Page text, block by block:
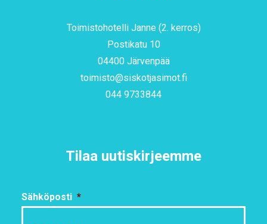
Toimistohotelli Janne (2. kerros)
Postikatu 10
04400 Järvenpää
toimisto@siskotjasimot.fi
044 9733844
Tilaa uutiskirjeemme
Sähköposti *